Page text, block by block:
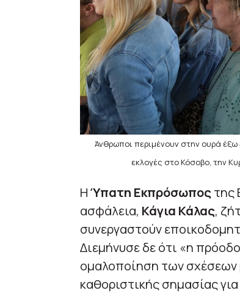
Άνθρωποι περιμένουν στην ουρά
εκλογές στο Κόσοβο, την
ΗΎπατη Εκπρόσωποςτης
ασφάλεια, Κάγια Κάλας,
συνεργαστούν
Διεμήνυσε δε ότι «η
ομαλοποίηση των σχέσεων
καθοριστικής σημασίας